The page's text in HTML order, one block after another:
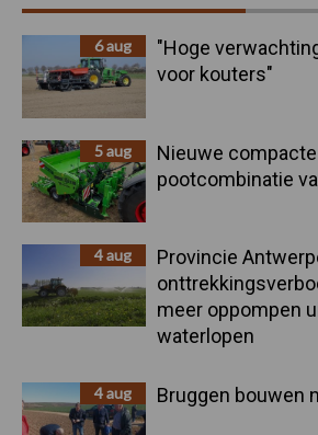
Sidebar
6 aug
"Hoge
voor kouters"
5 aug
Nieuwe
pootcombinatie
4 aug
Provincie
meer oppompen
waterlopen
4 aug Bruggen bouwen